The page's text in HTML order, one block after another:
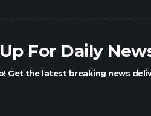
For Daily
Get the latest breaking news